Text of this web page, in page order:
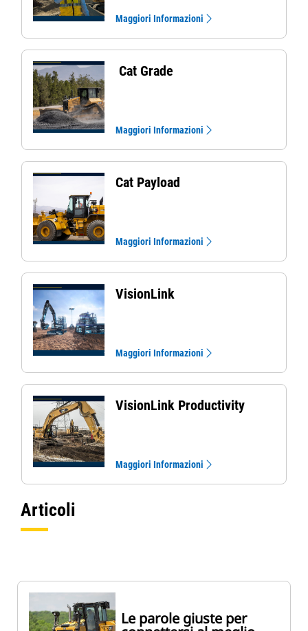
Maggiori Informazioni
Cat Grade
Maggiori Informazioni
Cat Payload
Maggiori Informazioni
VisionLink
Maggiori Informazioni
VisionLink Productivity
Maggiori Informazioni
Articoli
Le parole giuste per